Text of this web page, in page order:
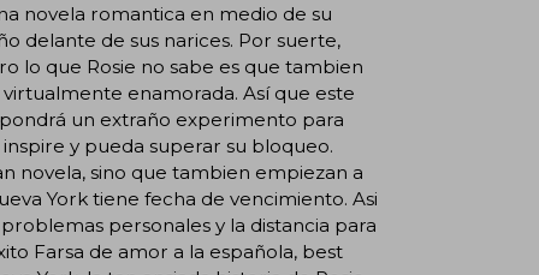
novela romantica en medio de su
delante de sus narices. Por suerte,
lo que Rosie no sabe es que tambien
enamorada. Así que este
un extraño experimento para
y pueda superar su bloqueo.
novela, sino que tambien empiezan a
York tiene fecha de vencimiento. Asi
personales y la distancia para
Farsa de amor a la española, best